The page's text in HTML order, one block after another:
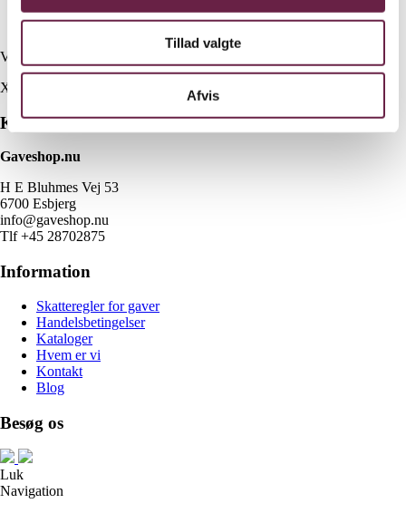
Tillad valgte
Afvis
Dejskraberske
Bagepensel
Vejl. pris kr. 1170,-
X
Kontakt
Gaveshop.nu
H E Bluhmes Vej 53
6700 Esbjerg
info@gaveshop.nu
Tlf +45 28702875
Information
Skatteregler for gaver
Handelsbetingelser
Kataloger
Hvem er vi
Kontakt
Blog
Besøg os
Luk
Navigation